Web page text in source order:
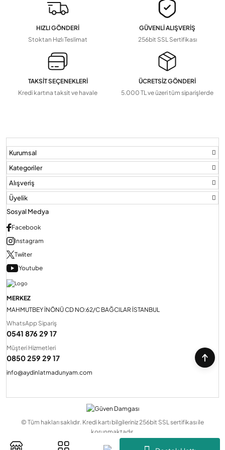
Tv Askı Aparatları
Devamını Gör ▼
HIZLI GÖNDERİ
Stoktan Hızlı Teslimat
GÜVENLİ ALIŞVERİŞ
256bit SSL Sertifikası
TAKSİT SEÇENEKLERİ
Kredi kartına taksit ve havale
ÜCRETSİZ GÖNDERİ
5.000 TL ve üzeri tüm siparişlerde
Kurumsal
Kategoriler
Alışveriş
Üyelik
Sosyal Medya
Facebook
Instagram
Twiiter
Youtube
MERKEZ
MAHMUTBEY İNÖNÜ CD NO:62/C BAĞCILAR İSTANBUL
WhatsApp Sipariş
0541 876 29 17
Müşteri Hizmetleri
0850 259 29 17
info@aydinlatmadunyam.com
© Tüm hakları saklıdır. Kredi kartı bilgileriniz 256bit SSL sertifikası ile
korunmaktadır.